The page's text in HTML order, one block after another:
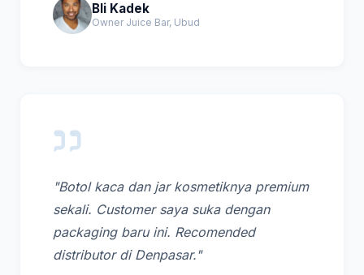
Bli Kadek
Owner Juice Bar, Ubud
"Botol kaca dan jar kosmetiknya premium
sekali. Customer saya suka dengan
packaging baru ini. Recomended
distributor di Denpasar."